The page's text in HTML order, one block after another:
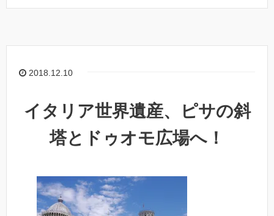
2018.12.10
イタリア世界遺産、ピサの斜
塔とドゥオモ広場へ！